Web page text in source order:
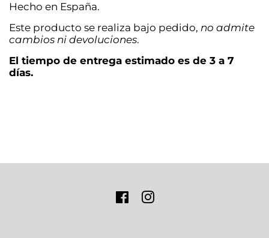
Hecho en España.
Este producto se realiza bajo pedido, no admite
cambios ni devoluciones.
El tiempo de entrega estimado es de 3 a 7
días.
FacebookInstagram